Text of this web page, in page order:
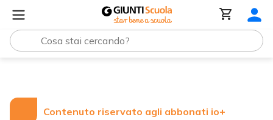
Contenuto riservato agli abbonati io+